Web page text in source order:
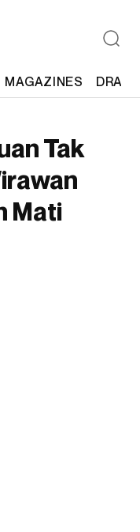
MAGAZINES
Tak
Mati